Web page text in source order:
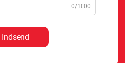
0/1000
Indsend